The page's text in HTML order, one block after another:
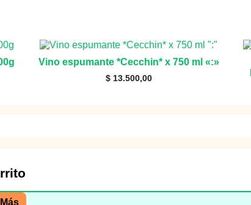
Vino espumante *Cecchin* x 750 ml «:»
$13.500,00
Más